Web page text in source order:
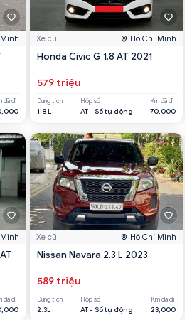
đã đi
đã đi
Xe cũ Hồ Chí Minh
Honda Civic G 1.8 AT 2021
579 triệu
Dung tích
1.8 L
Hộp số
AT - Số tự động
Km đã đi
70,000
Xe cũ Hồ Chí Minh
Nissan Navara 2.3 L 2023
589 triệu
Dung tích
2.3L
Hộp số
AT - Số tự động
Km đã đi
23,000